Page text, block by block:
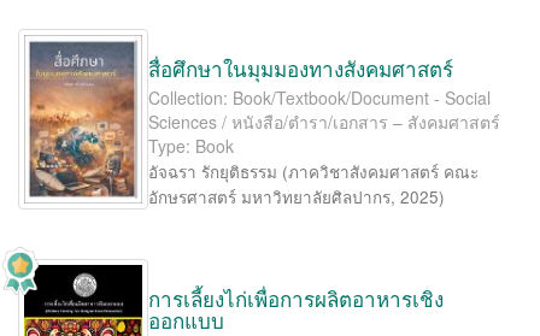
สื่อศึกษาในมุมมองทางสังคมศาสตร์
Collection: Book/Textbook/Document - Social
Sciences / หนังสือ/ตำรา/เอกสาร – สังคมศาสตร์
Type: Book
อัจฉรา รักยุติธรรม (ภาควิชาสังคมศาสตร์ คณะ
อักษรศาสตร์ มหาวิทยาลัยศิลปากร, 2025)
การเลี้ยงไก่เพื่อการผลิตอาหารเชิง
ออกแบบ